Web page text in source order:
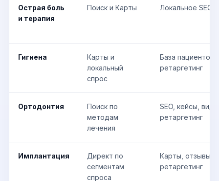
Острая боль
и терапия
Поиск и Карты Локальное SEO,
Гигиена
Карты и
локальный
спрос
База пациентов,
ретаргетинг
Ортодонтия
Поиск по
методам
лечения
SEO, кейсы,
ретаргетинг
Имплантация
Директ по
сегментам
спроса
Карты, отзывы,
ретаргетинг